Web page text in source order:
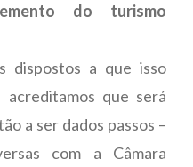
do turismo
dispostos a que isso
acreditamos que será
a ser dados passos –
com a Câmara